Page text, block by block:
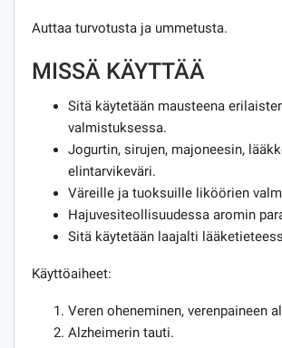
Auttaa turvotusta ja ummetusta.
MISSÄ KÄYTTÄÄ
Sitä käytetään mausteena
valmistuksessa.
Jogurtin, sirujen, majoneesin,
elintarvikeväri.
Väreille ja tuoksuille liköörien
Hajuvesiteollisuudessa aromin
Sitä käytetään laajalti
Käyttöaiheet:
Veren oheneminen, verenpaineen
Alzheimerin tauti.